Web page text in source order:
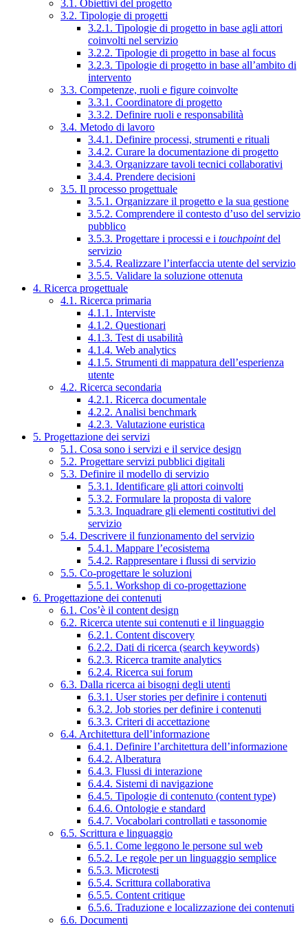
3.1. Obiettivi del progetto
3.2. Tipologie di progetti
3.2.1. Tipologie di progetto in base agli attori
coinvolti nel servizio
3.2.2. Tipologie di progetto in base al focus
3.2.3. Tipologie di progetto in base all’ambito di
intervento
3.3. Competenze, ruoli e figure coinvolte
3.3.1. Coordinatore di progetto
3.3.2. Definire ruoli e responsabilità
3.4. Metodo di lavoro
3.4.1. Definire processi, strumenti e rituali
3.4.2. Curare la documentazione di progetto
3.4.3. Organizzare tavoli tecnici collaborativi
3.4.4. Prendere decisioni
3.5. Il processo progettuale
3.5.1. Organizzare il progetto e la sua gestione
3.5.2. Comprendere il contesto d’uso del servizio
pubblico
3.5.3. Progettare i processi e i touchpointdel
servizio
3.5.4. Realizzare l’interfaccia utente del servizio
3.5.5. Validare la soluzione ottenuta
4. Ricerca progettuale
4.1. Ricerca primaria
4.1.1. Interviste
4.1.2. Questionari
4.1.3. Test di usabilità
4.1.4. Web analytics
4.1.5. Strumenti di mappatura dell’esperienza
utente
4.2. Ricerca secondaria
4.2.1. Ricerca documentale
4.2.2. Analisi benchmark
4.2.3. Valutazione euristica
5. Progettazione dei servizi
5.1. Cosa sono i servizi e il service design
5.2. Progettare servizi pubblici digitali
5.3. Definire il modello di servizio
5.3.1. Identificare gli attori coinvolti
5.3.2. Formulare la proposta di valore
5.3.3. Inquadrare gli elementi costitutivi del
servizio
5.4. Descrivere il funzionamento del servizio
5.4.1. Mappare l’ecosistema
5.4.2. Rappresentare i flussi di servizio
5.5. Co-progettare le soluzioni
5.5.1. Workshop di co-progettazione
6. Progettazione dei contenuti
6.1. Cos’è il content design
6.2. Ricerca utente sui contenuti e il linguaggio
6.2.1. Content discovery
6.2.2. Dati di ricerca (search keywords)
6.2.3. Ricerca tramite analytics
6.2.4. Ricerca sui forum
6.3. Dalla ricerca ai bisogni degli utenti
6.3.1. User stories per definire i contenuti
6.3.2. Job stories per definire i contenuti
6.3.3. Criteri di accettazione
6.4. Architettura dell’informazione
6.4.1. Definire l’architettura dell’informazione
6.4.2. Alberatura
6.4.3. Flussi di interazione
6.4.4. Sistemi di navigazione
6.4.5. Tipologie di contenuto (content type)
6.4.6. Ontologie e standard
6.4.7. Vocabolari controllati e tassonomie
6.5. Scrittura e linguaggio
6.5.1. Come leggono le persone sul web
6.5.2. Le regole per un linguaggio semplice
6.5.3. Microtesti
6.5.4. Scrittura collaborativa
6.5.5. Content critique
6.5.6. Traduzione e localizzazione dei contenuti
6.6. Documenti